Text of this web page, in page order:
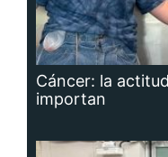
Cáncer: la
importan